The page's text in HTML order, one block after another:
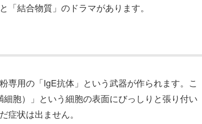
結合物質」のドラマがあります。
専用の「IgE抗体」という武器が作られます。こ
胞）」という細胞の表面にびっしりと張り付い
症状は出ません。